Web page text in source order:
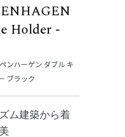
Holder -
ンハーゲン ダブル キ
ブラック
ム建築から着